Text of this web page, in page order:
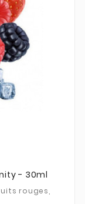
- 30ml
rouges,